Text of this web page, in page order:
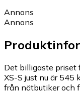
Annons
Annons
Det billigaste priset
XS-S just nu är 545
från nätbutiker och